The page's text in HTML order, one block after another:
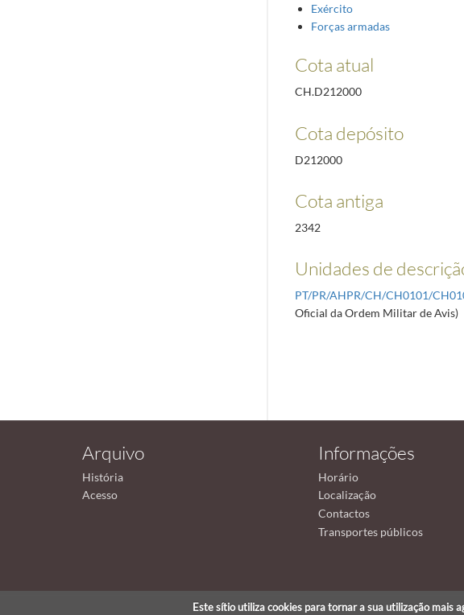
Exército
Forças armadas
Cota atual
CH.D212000
Cota depósito
D212000
Cota antiga
2342
Unidades de
PT/PR/AHPR/CH/CH0101/
Oficial da Ordem Militar de Avis)
Arquivo
História
Acesso
Informações
Horário
Localização
Contactos
Transportes públicos
Este sítio utiliza cookies para tornar a sua utilização mais